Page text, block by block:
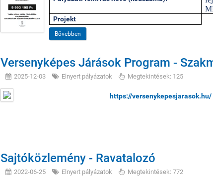
Projekt
Bővebben
Versenyképes Járások Program -
2025-12-03 Elnyert pályázatok Megtekintések: 125
https://versenykepesjarasok.hu/
Sajtóközlemény - Ravatalozó
2022-06-25 Elnyert pályázatok Megtekintések: 772